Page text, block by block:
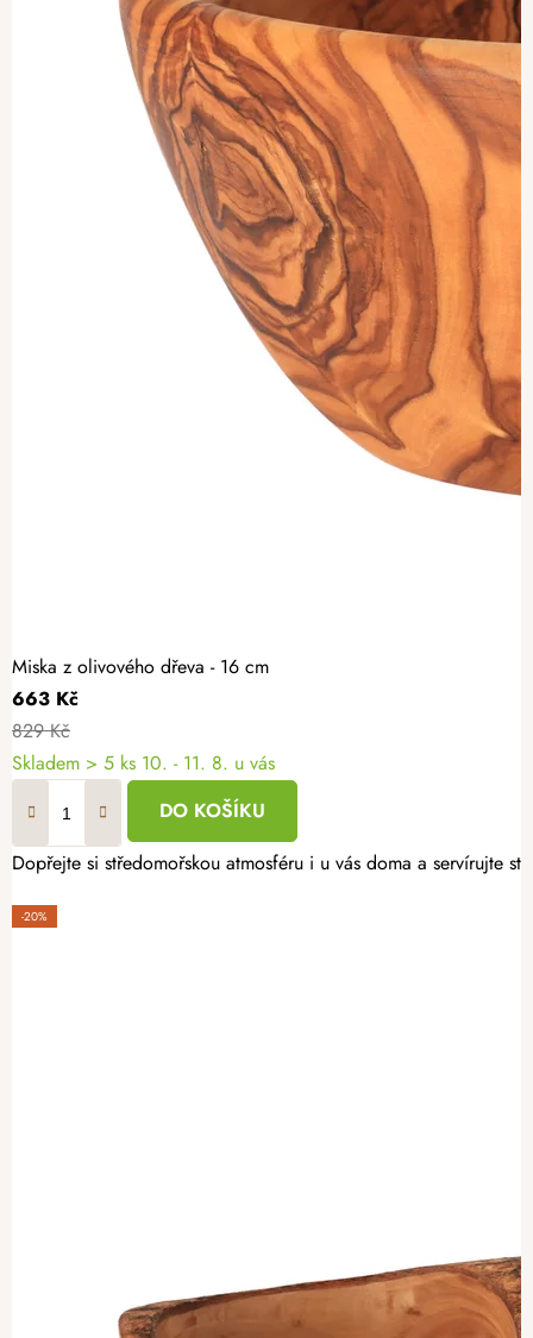
Miska z olivového dřeva - 16 cm
663 Kč
829 Kč
Skladem > 5 ks 10. - 11. 8. u vás
DO KOŠÍKU
Dopřejte si středomořskou atmosféru i u vás doma a servírujte
-20%